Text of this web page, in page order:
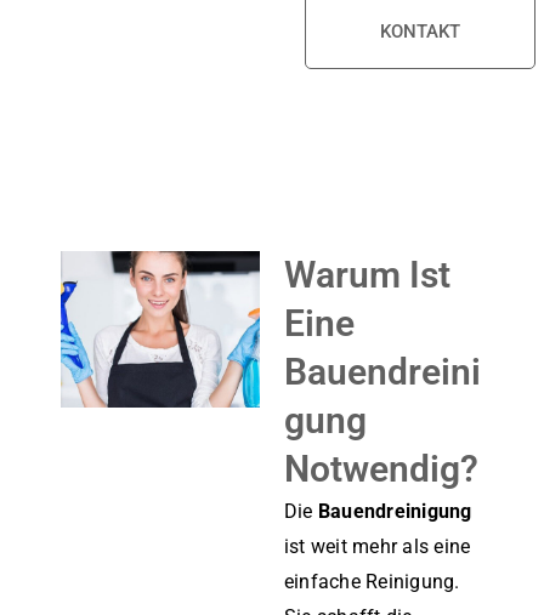
KONTAKT
Warum Ist
Eine
Bauendreini
Gung
Notwendig?
Die Bauendreinigung
ist weit mehr als eine
einfache Reinigung.